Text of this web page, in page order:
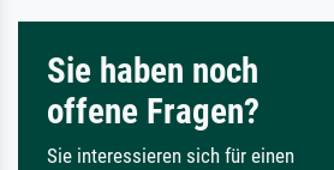
Sie haben noch
offene Fragen?
Sie interessieren sich für einen